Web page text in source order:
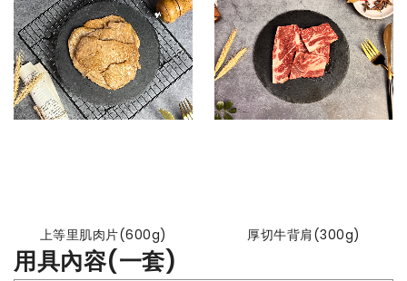
上等里肌肉片(600g) 厚切牛背肩(300g)
用具內容(一套)